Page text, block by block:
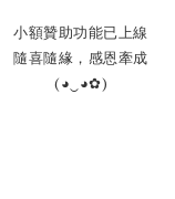
小額贊助功能已上線
隨喜隨緣，感恩牽成
(◕‿◕✿)